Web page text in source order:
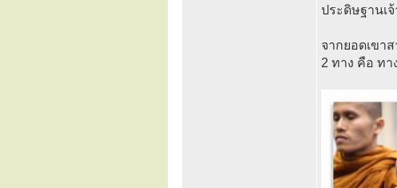
ประดิษฐานเ
จากยอดเขา
2 ทาง คือ ท